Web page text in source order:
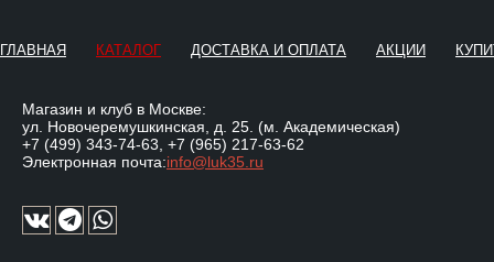
ГЛАВНАЯ КАТАЛОГ ДОСТАВКА И ОПЛАТА АКЦИИ
Магазин и клуб в Москве:
ул. Новочеремушкинская, д. 25. (м. Академическая)
+7 (499) 343-74-63 +7 (965) 217-63-62
Электронная почта:info@luk35.ru